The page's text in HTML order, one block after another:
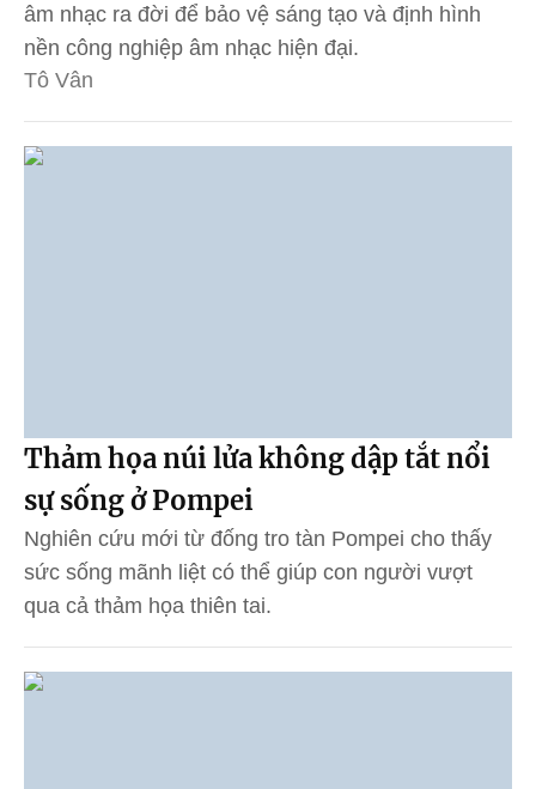
âm nhạc ra đời để bảo vệ sáng tạo và định hình
nền công nghiệp âm nhạc hiện đại.
Tô Vân
Thảm họa núi lửa không dập tắt nổi
sự sống ở Pompei
Nghiên cứu mới từ đống tro tàn Pompei cho thấy
sức sống mãnh liệt có thể giúp con người vượt
qua cả thảm họa thiên tai.